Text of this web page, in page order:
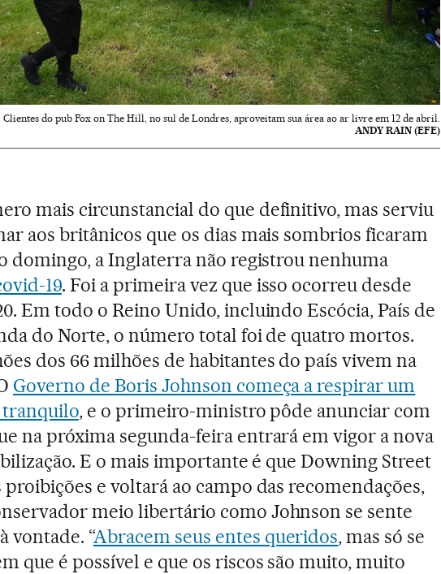
Clientes do pub Fox on The Hill, no sul de Londres, aproveitam sua área ao ar livre em 12 de abril.
ANDY RAIN (EFE)
mais circunstancial do que definitivo, mas serviu
aos britânicos que os dias mais sombrios ficaram
domingo, a Inglaterra não registrou nenhuma
19. Foi a primeira vez que isso ocorreu desde
Em todo o Reino Unido, incluindo Escócia, País de
do Norte, o número total foi de quatro mortos.
dos 66 milhões de habitantes do país vivem na
Governo de Boris Johnson começa a respirar um
tranquilo, e o primeiro-ministro pôde anunciar com
na próxima segunda-feira entrará em vigor a nova
E o mais importante é que Downing Street
proibições e voltará ao campo das recomendações,
meio libertário como Johnson se sente
vontade. “Abracem seus entes queridos, mas só se
que é possível e que os riscos são muito, muito